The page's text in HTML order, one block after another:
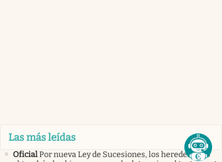
Las más leídas
OficialPor nueva Ley de Sucesiones, los herederos no